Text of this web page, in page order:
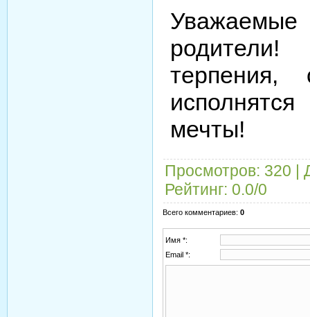
терпения,
мечты!
Просмотров: 320 |
Рейтинг: 0.0/0
Всего комментариев: 0
Имя *:
Email *: